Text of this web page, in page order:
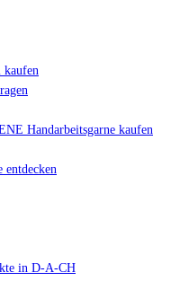
kaufen
Handarbeitsgarne kaufen
entdecken
in D-A-CH